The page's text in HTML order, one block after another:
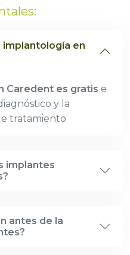
implantología en
Caredent es gratis e
y la
tratamiento
implantes
antes de la